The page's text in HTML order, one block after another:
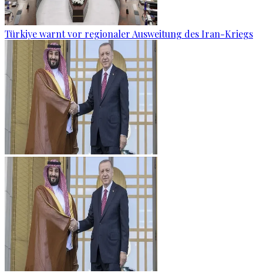
Türkiye warnt vor regionaler Ausweitung des Iran-Kriegs